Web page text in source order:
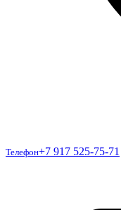
Телефон
Телефон+7 917 525-75-71